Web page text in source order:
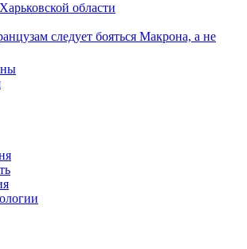
области
следует бояться Макрона, а не